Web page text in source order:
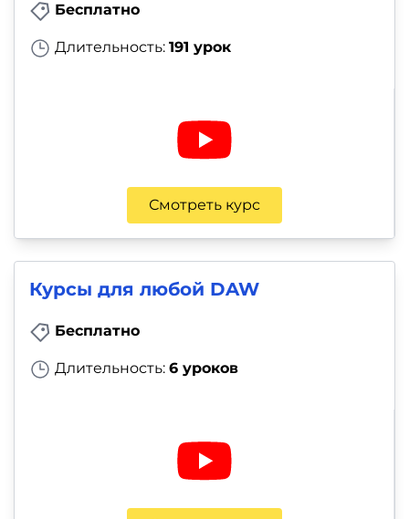
Бесплатно
Длительность: 191 урок
Смотреть курс
Курсы для любой DAW
Бесплатно
Длительность: 6 уроков